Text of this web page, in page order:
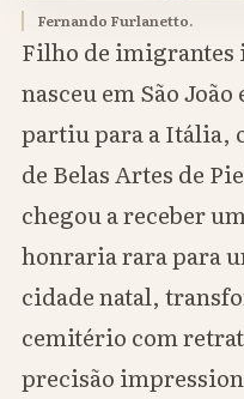
Fernando Furlanetto.
Filho de
nasceu em São João
partiu para a Itália,
de Belas Artes de
chegou a receber
honraria rara para
cidade natal,
cemitério com
precisão